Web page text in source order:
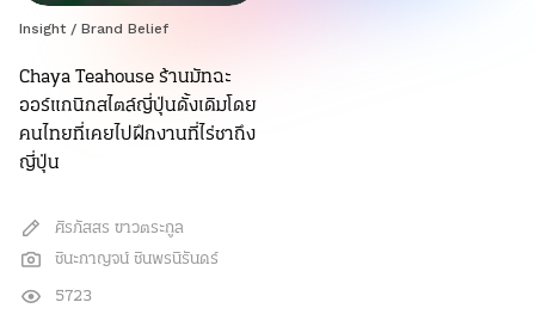
Insight / Brand Belief
Chaya Teahouse ร้านมัทฉะ
ออร์แกนิกสไตล์ญี่ปุ่นดั้งเดิมโดย
คนไทยที่เคยไปฝึกงานที่ไร่ชาถึง
ญี่ปุ่น
ศิรภัสสร ขาวตระกูล
ชินะกาญจน์ ชินพรนิรันดร์
5723